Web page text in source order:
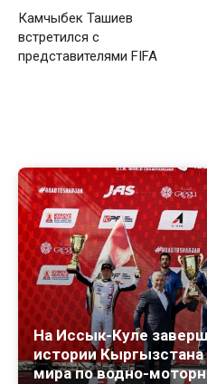
Камчыбек Ташиев
встретился с
представителями FIFA
На Иссык-Куле
истории
мира по водно-